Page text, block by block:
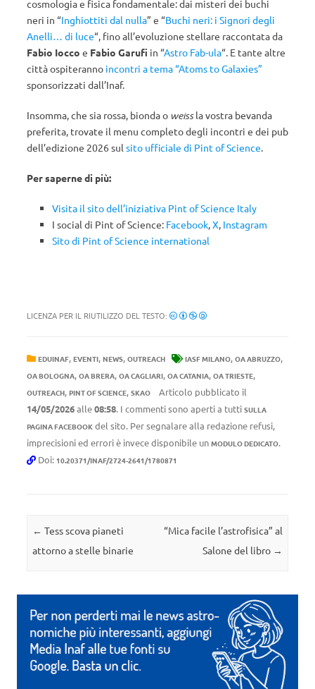
cosmologia e fisica fondamentale: dai misteri dei buchi
neri in “Inghiottiti dal nulla” e “Buchi neri: i Signori degli
Anelli… di luce“, fino all’evoluzione stellare raccontata da
Fabio Iocco e Fabio Garufi in “Astro Fab-ula“. E tante altre
città ospiteranno incontri a tema “Atoms to Galaxies”
sponsorizzati dall’Inaf.
Insomma, che sia rossa, bionda o weissla vostra bevanda
preferita, trovate il menu completo degli incontri e dei pub
dell’edizione 2026 sul sito ufficiale di Pint of Science.
Per saperne di più:
Visita il sito dell’iniziativa Pint of Science Italy
I social di Pint of Science: Facebook,X, Instagram
Sito di Pint of Science international
LICENZA PER IL RIUTILIZZO DEL TESTO:
EDUINAF, EVENTI, NEWS, OUTREACH IASF MILANO, OA ABRUZZO,
OA BOLOGNA, OA BRERA, OA CAGLIARI, OA CATANIA, OA TRIESTE,
OUTREACH, PINT OF SCIENCE, SKAO
Articolo pubblicato il
14/05/2026alle08:58. I commenti sono aperti a tutti SULLA
PAGINA FACEBOOK del sito. Per segnalare alla redazione refusi,
imprecisioni ed errori è invece disponibile un MODULO DEDICATO.
Doi: 10.20371/INAF/2724-2641/1780871
Navigazione articolo
← Tess scova pianeti
attorno a stelle binarie
“Mica facile l’astrofisica” al
Salone del libro →